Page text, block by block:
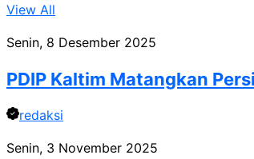
View All
Senin, 8 Desember 2025
PDIP Kaltim Matangkan
redaksi
Senin, 3 November 2025